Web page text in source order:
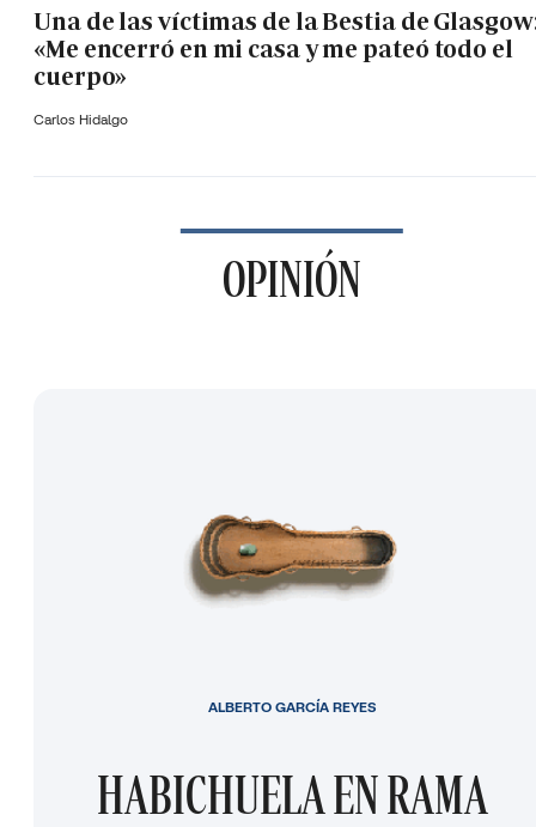
Una de las víctimas de la Bestia de
«Me encerró en mi casa y me pateó todo el
cuerpo»
Carlos Hidalgo
OPINIÓN
HABICHUELA EN RAMA
ALBERTO GARCÍA REYES